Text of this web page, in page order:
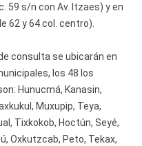
59 s/n con Av. Itzaes) y en
62 y 64 col. centro).
consulta se ubicarán en
los 48 los
Hunucmá, Kanasin,
Muxupip, Teya,
Tixkokob, Hoctún, Seyé,
Oxkutzcab, Peto, Tekax,